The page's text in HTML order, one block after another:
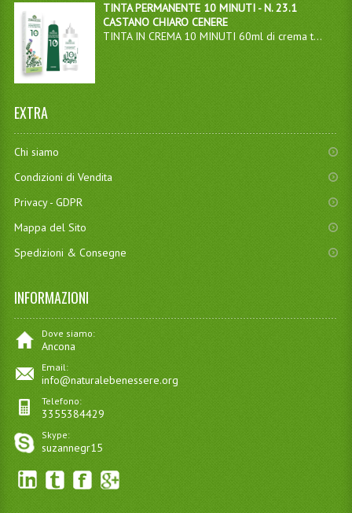
TINTA PERMANENTE 10 MINUTI - N. 23.1
CASTANO CHIARO CENERE
TINTA IN CREMA 10 MINUTI 60ml di crema t...
EXTRA
Chi siamo
Condizioni di Vendita
Privacy - GDPR
Mappa del Sito
Spedizioni & Consegne
INFORMAZIONI
Dove siamo:
Ancona
Email:
info@naturalebenessere.org
Telefono:
3355384429
Skype:
suzannegr15